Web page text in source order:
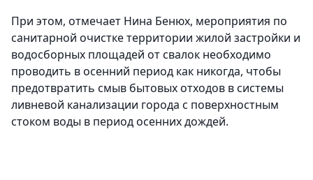
При этом, отмечает Нина Бенюх, мероприятия по
санитарной очистке территории жилой застройки и
водосборных площадей от свалок необходимо
проводить в осенний период как никогда, чтобы
предотвратить смыв бытовых отходов в системы
ливневой канализации города с поверхностным
стоком воды в период осенних дождей.